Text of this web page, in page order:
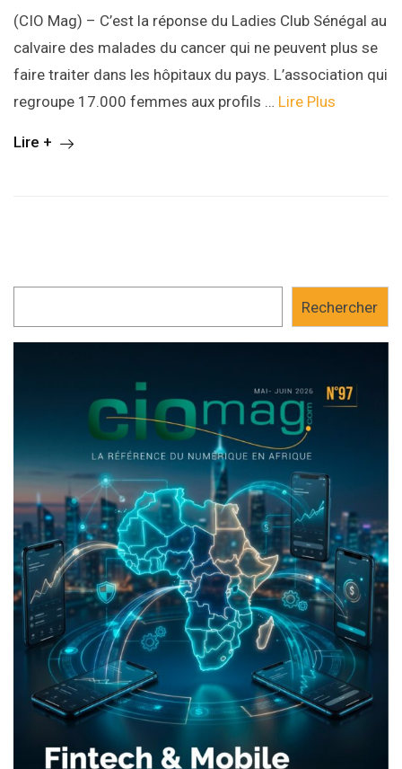
(CIO Mag) – C’est la réponse du Ladies Club Sénégal au
calvaire des malades du cancer qui ne peuvent plus se
faire traiter dans les hôpitaux du pays. L’association qui
regroupe 17.000 femmes aux profils … Lire Plus
Lire +
Rechercher